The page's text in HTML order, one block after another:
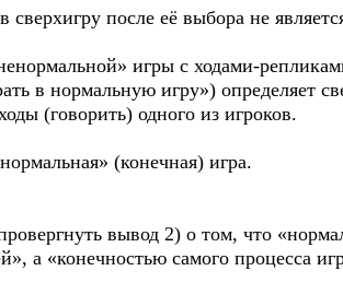
сверхигру после её выбора не
игры с ходами-
в нормальную игру») определяет
(говорить) одного из игроков.
(конечная) игра.
вывод 2) о том, что
а «конечностью самого процесса